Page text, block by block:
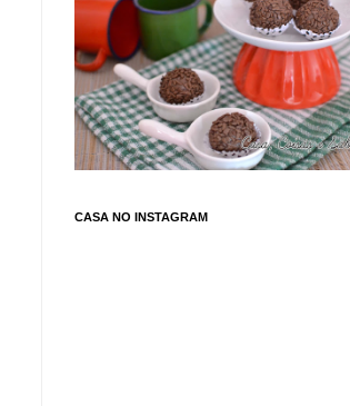
CASA NO INSTAGRAM